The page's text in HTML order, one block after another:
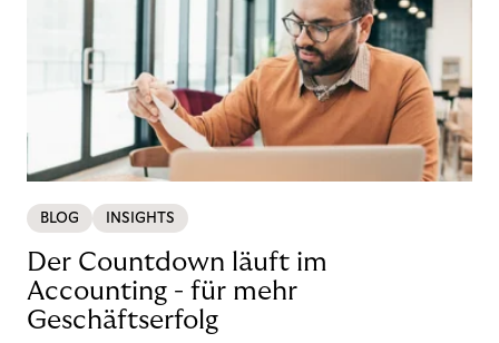
BLOG INSIGHTS
Der Countdown läuft im
Accounting - für mehr
Geschäftserfolg